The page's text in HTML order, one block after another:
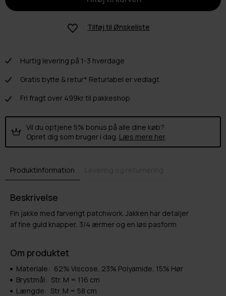
Tilføj til Ønskeliste
Hurtig levering på 1-3 hverdage
Gratis bytte & retur* Returlabel er vedlagt
Fri fragt over 499kr til pakkeshop
Vil du optjene 5% bonus på alle dine køb?
Opret dig som bruger i dag. Læs mere her.
Produktinformation
Beskrivelse
Fin jakke med farverigt patchwork. Jakken har detaljer
af fine guld knapper, 3/4 ærmer og en løs pasform
Om produktet
Materiale: 62% Viscose, 23% Polyamide, 15% Hør
Brystmål: Str. M = 116 cm
Længde: Str. M = 58 cm